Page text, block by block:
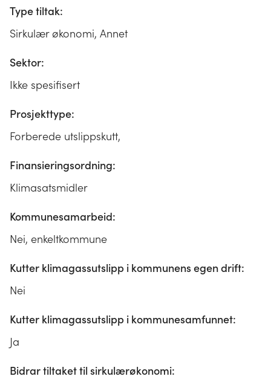
Type tiltak:
Sirkulær økonomi, Annet
Sektor:
Ikke spesifisert
Prosjekttype:
Forberede utslippskutt,
Finansieringsordning:
Klimasatsmidler
Kommunesamarbeid:
Nei, enkeltkommune
Kutter klimagassutslipp i kommunens egen drift:
Nei
Kutter klimagassutslipp i kommunesamfunnet:
Ja
Bidrar tiltaket til sirkulærøkonomi: